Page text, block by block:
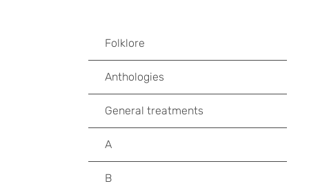
Folklore
Anthologies
General treatments
A
B